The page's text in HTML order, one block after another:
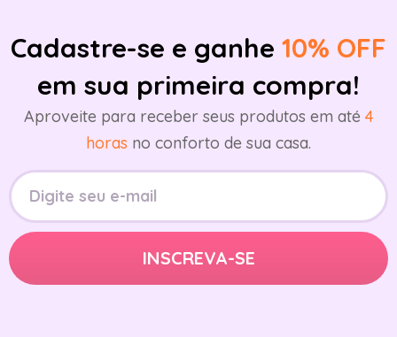
Cadastre-se e ganhe 10% OFF
em sua primeira compra!
Aproveite para receber seus produtos em até 4
horas no conforto de sua casa.